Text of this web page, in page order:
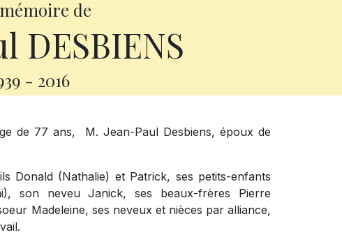
de
DESBIENS
- 2016
de 77 ans,
M. Jean-Paul Desbiens, époux de
Donald (Nathalie) et Patrick, ses petits-enfants
son neveu Janick, ses beaux-frères Pierre
Madeleine, ses neveux et nièces par alliance,